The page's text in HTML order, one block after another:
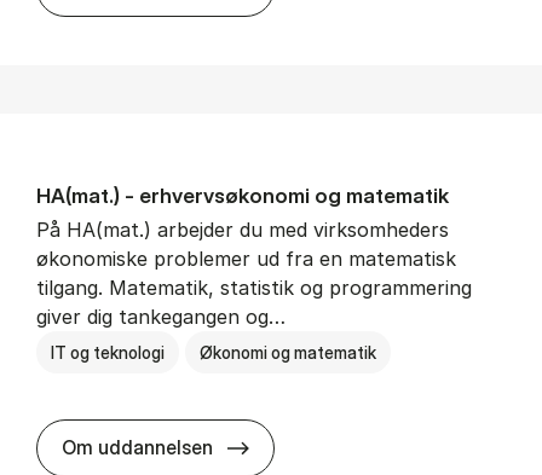
HA(mat.) - erhvervs­økonomi og ma­te­ma­tik
På HA(mat.) arbejder du med virksomheders
økonomiske problemer ud fra en matematisk
tilgang. Matematik, statistik og programmering
giver dig tankegangen og…
IT og teknologi Økonomi og matematik
Om uddannelsen HA(mat.) - erhvervs­økonomi og